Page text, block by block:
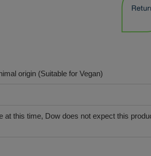
origin (Suitable for Vegan)
at this time, Dow does not expect this